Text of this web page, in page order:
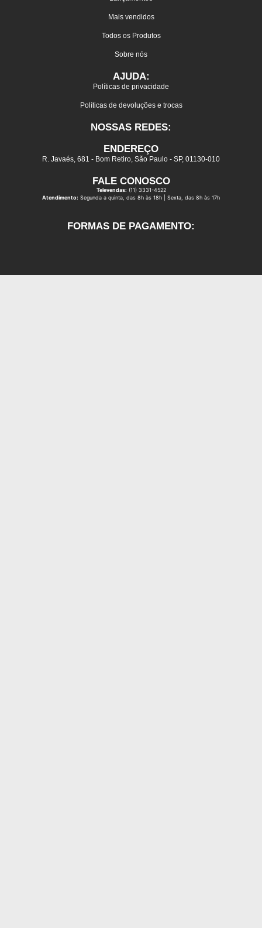
Mais vendidos
Todos os Produtos
Sobre nós
AJUDA:
Políticas de privacidade
Políticas de devoluções e trocas
NOSSAS REDES:
ENDEREÇO
R. Javaés, 681 - Bom Retiro, São Paulo - SP, 01130-010
FALE CONOSCO
Televendas: (11) 3331-4522
Atendimento: Segunda a quinta, das 8h às 18h | Sexta, das 8h às 17h
FORMAS DE PAGAMENTO: